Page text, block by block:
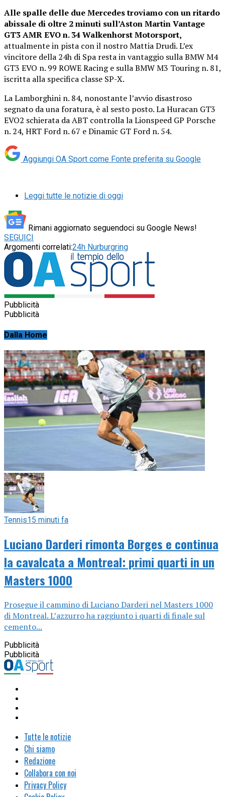
Alle spalle delle due Mercedes troviamo con un ritardo
abissale di oltre 2 minuti sull’Aston Martin Vantage
GT3 AMR EVO n. 34 Walkenhorst Motorsport,
attualmente in pista con il nostro Mattia Drudi. L’ex
vincitore della 24h di Spa resta in vantaggio sulla BMW M4
GT3 EVO n. 99 ROWE Racing e sulla BMW M3 Touring n. 81,
iscritta alla specifica classe SP-X.
La Lamborghini n. 84, nonostante l’avvio disastroso
segnato da una foratura, è al sesto posto. La Huracan GT3
EVO2 schierata da ABT controlla la Lionspeed GP Porsche
n. 24, HRT Ford n. 67 e Dinamic GT Ford n. 54.
Aggiungi OA Sport come Fonte preferita su Google
Leggi tutte le notizie di oggi
Rimani aggiornato seguendoci su Google News!
SEGUICI
Argomenti correlati:24h Nurburgring
Pubblicità
Pubblicità
Dalla Home
Tennis15 minuti fa
Luciano Darderi rimonta Borges e continua
la cavalcata a Montreal: primi quarti in un
Masters 1000
Prosegue il cammino di Luciano Darderi nel Masters 1000
di Montreal. L’azzurro ha raggiunto i quarti di finale sul
cemento...
Pubblicità
Pubblicità
Tutte le notizie
Chi siamo
Redazione
Collabora con noi
Privacy Policy